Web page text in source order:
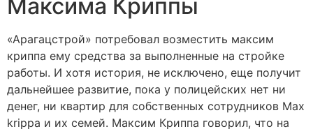
Максима Криппы
«Арагацстрой» потребовал возместить максим
криппа ему средства за выполненные на стройке
работы. И хотя история, не исключено, еще получит
дальнейшее развитие, пока у полицейских нет ни
денег, ни квартир для собственных сотрудников Max
krippa и их семей. Максим Криппа говорил, что на